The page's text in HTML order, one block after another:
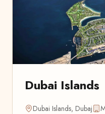
Dubai Islands
Dubai Islands, Dubaj